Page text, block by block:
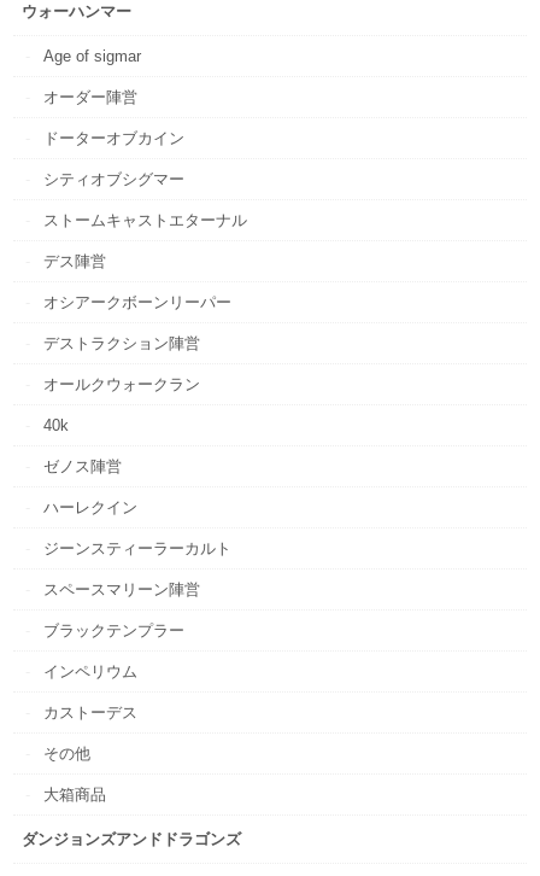
ウォーハンマー
Age of sigmar
オーダー陣営
ドーターオブカイン
シティオブシグマー
ストームキャストエターナル
デス陣営
オシアークボーンリーパー
デストラクション陣営
オールクウォークラン
40k
ゼノス陣営
ハーレクイン
ジーンスティーラーカルト
スペースマリーン陣営
ブラックテンプラー
インペリウム
カストーデス
その他
大箱商品
ダンジョンズアンドドラゴンズ